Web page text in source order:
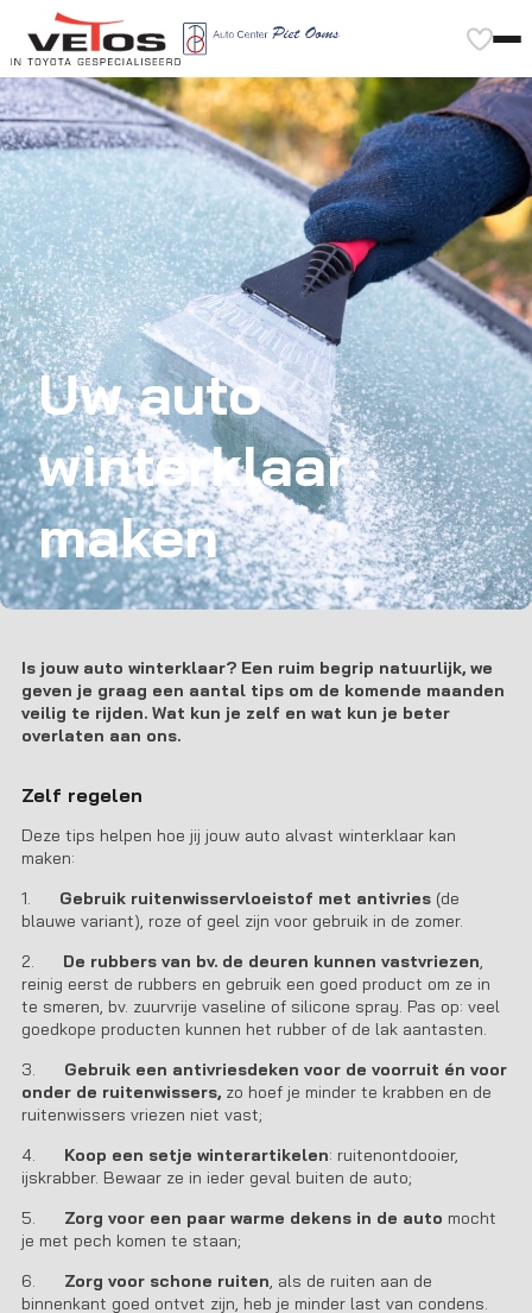
Uw auto
winterklaar
maken
Is jouw auto winterklaar? Een ruim begrip natuurlijk, we
geven je graag een aantal tips om de komende maanden
veilig te rijden. Wat kun je zelf en wat kun je beter
overlaten aan ons.
Zelf regelen
Deze tips helpen hoe jij jouw auto alvast winterklaar kan
maken:
1.
Gebruik ruitenwisservloeistof met antivries(de
blauwe variant), roze of geel zijn voor gebruik in de zomer.
2. De rubbers van bv. de deuren kunnen vastvriezen,
reinig eerst de rubbers en gebruik een goed product om ze in
te smeren, bv. zuurvrije vaseline of silicone spray. Pas op: veel
goedkope producten kunnen het rubber of de lak aantasten.
3. Gebruik een antivriesdeken voor de voorruit én voor
onder de ruitenwissers,zo hoef je minder te krabben en de
ruitenwissers vriezen niet vast;
4. Koop een setje winterartikelen: ruitenontdooier,
ijskrabber. Bewaar ze in ieder geval buiten de auto;
5. Zorg voor een paar warme dekens in de auto mocht
je met pech komen te staan;
6. Zorg voor schone ruiten, als de ruiten aan de
binnenkant goed ontvet zijn, heb je minder last van condens.